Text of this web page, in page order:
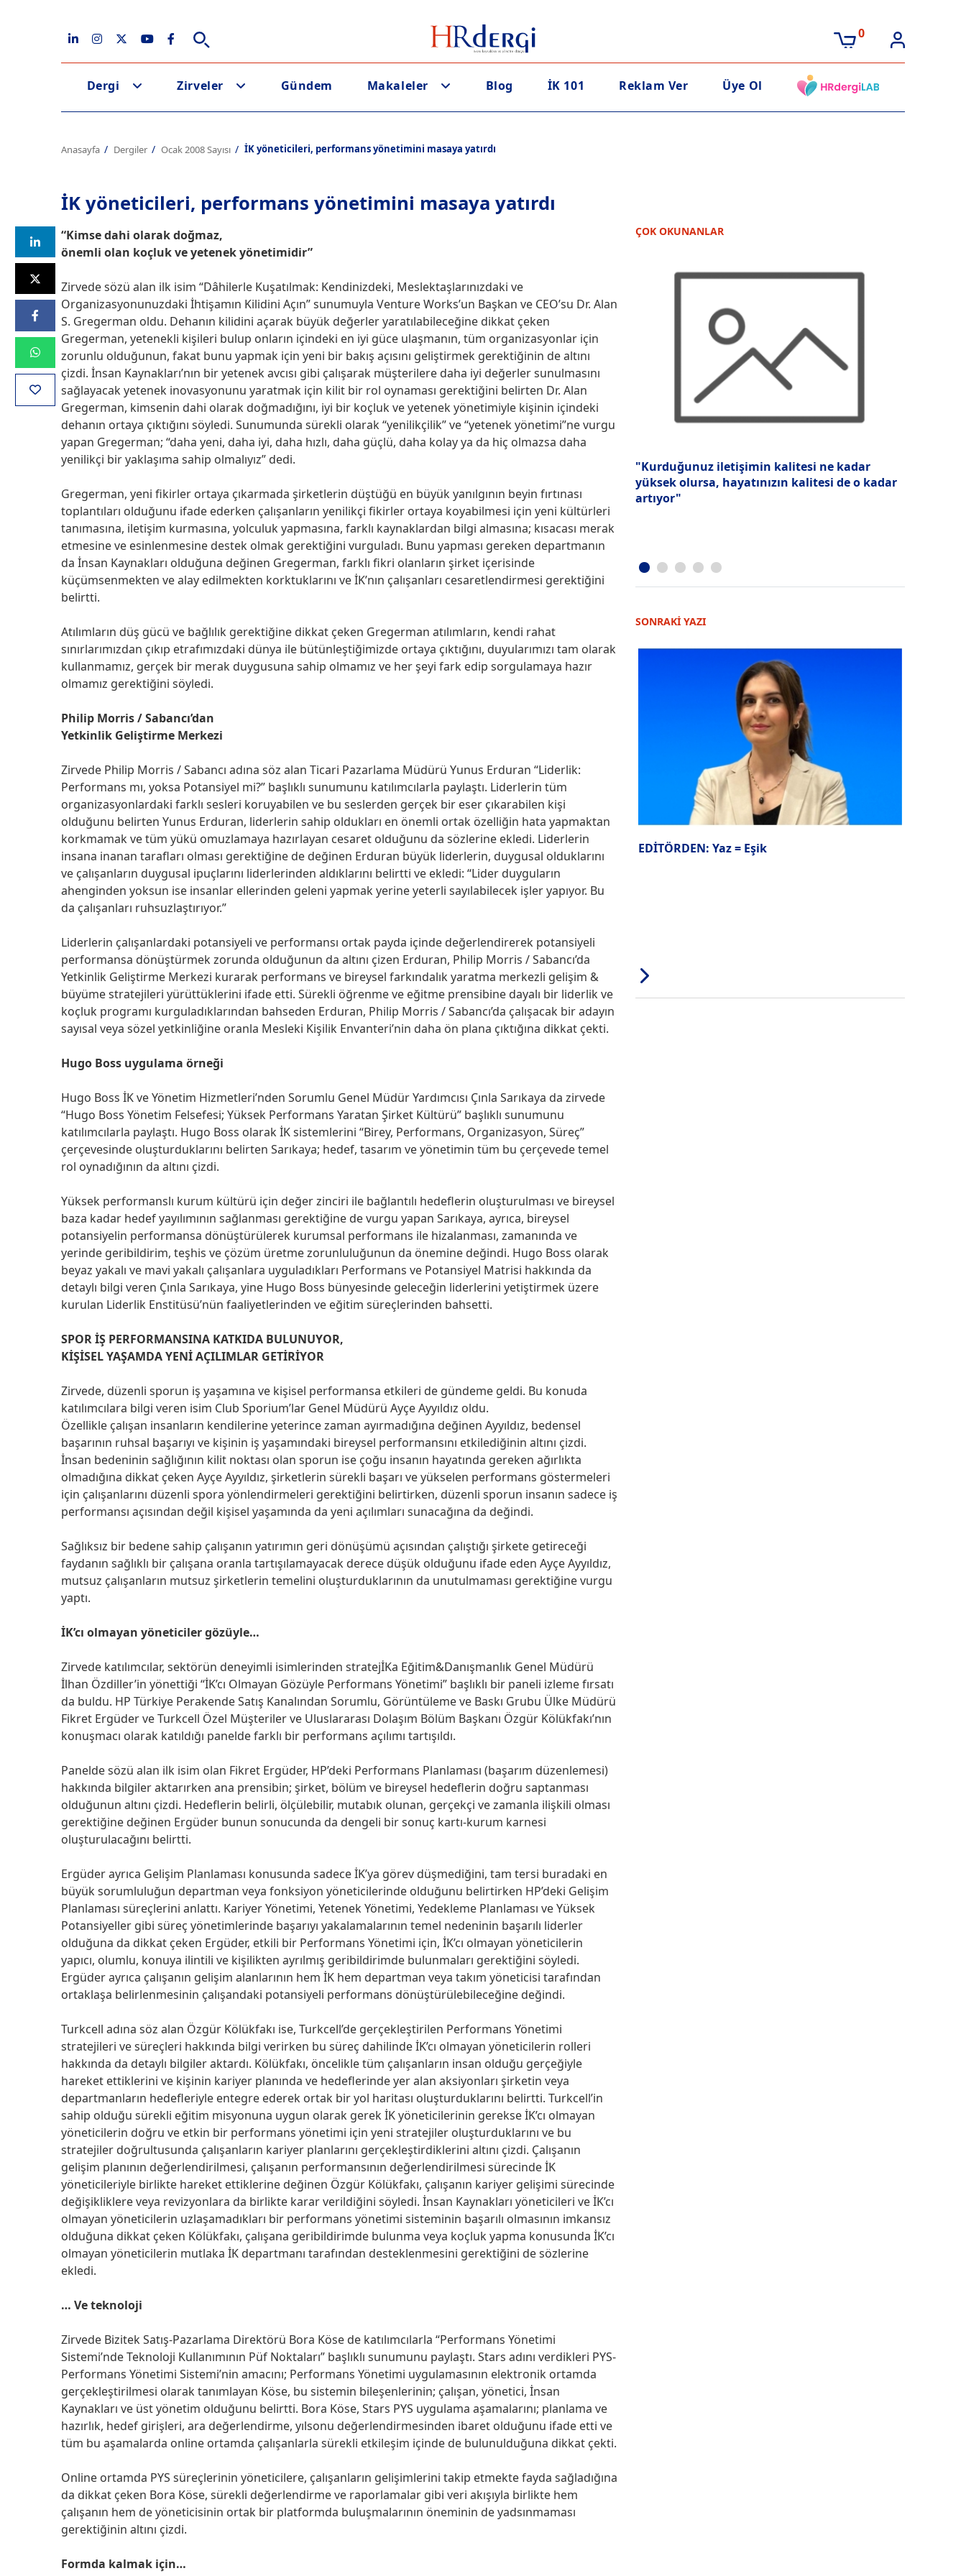
0
Dergi Zirveler Gündem Makaleler Blog İK 101 Reklam Ver Üye Ol
Anasayfa Dergiler Ocak 2008 Sayısı İK yöneticileri, performans yönetimini masaya yatırdı
İK yöneticileri, performans yönetimini masaya yatırdı
“Kimse dahi olarak doğmaz,
önemli olan koçluk ve yetenek yönetimidir”
Zirvede sözü alan ilk isim “Dâhilerle Kuşatılmak: Kendinizdeki, Meslektaşlarınızdaki ve
Organizasyonunuzdaki İhtişamın Kilidini Açın” sunumuyla Venture Works’un Başkan ve CEO’su Dr. Alan
S. Gregerman oldu. Dehanın kilidini açarak büyük değerler yaratılabileceğine dikkat çeken
Gregerman, yetenekli kişileri bulup onların içindeki en iyi güce ulaşmanın, tüm organizasyonlar için
zorunlu olduğunun, fakat bunu yapmak için yeni bir bakış açısını geliştirmek gerektiğinin de altını
çizdi. İnsan Kaynakları’nın bir yetenek avcısı gibi çalışarak müşterilere daha iyi değerler sunulmasını
sağlayacak yetenek inovasyonunu yaratmak için kilit bir rol oynaması gerektiğini belirten Dr. Alan
Gregerman, kimsenin dahi olarak doğmadığını, iyi bir koçluk ve yetenek yönetimiyle kişinin içindeki
dehanın ortaya çıktığını söyledi. Sunumunda sürekli olarak “yenilikçilik” ve “yetenek yönetimi”ne vurgu
yapan Gregerman; “daha yeni, daha iyi, daha hızlı, daha güçlü, daha kolay ya da hiç olmazsa daha
yenilikçi bir yaklaşıma sahip olmalıyız” dedi.
Gregerman, yeni fikirler ortaya çıkarmada şirketlerin düştüğü en büyük yanılgının beyin fırtınası
toplantıları olduğunu ifade ederken çalışanların yenilikçi fikirler ortaya koyabilmesi için yeni kültürleri
tanımasına, iletişim kurmasına, yolculuk yapmasına, farklı kaynaklardan bilgi almasına; kısacası merak
etmesine ve esinlenmesine destek olmak gerektiğini vurguladı. Bunu yapması gereken departmanın
da İnsan Kaynakları olduğuna değinen Gregerman, farklı fikri olanların şirket içerisinde
küçümsenmekten ve alay edilmekten korktuklarını ve İK’nın çalışanları cesaretlendirmesi gerektiğini
belirtti.
Atılımların düş gücü ve bağlılık gerektiğine dikkat çeken Gregerman atılımların, kendi rahat
sınırlarımızdan çıkıp etrafımızdaki dünya ile bütünleştiğimizde ortaya çıktığını, duyularımızı tam olarak
kullanmamız, gerçek bir merak duygusuna sahip olmamız ve her şeyi fark edip sorgulamaya hazır
olmamız gerektiğini söyledi.
Philip Morris / Sabancı’dan
Yetkinlik Geliştirme Merkezi
Zirvede Philip Morris / Sabancı adına söz alan Ticari Pazarlama Müdürü Yunus Erduran “Liderlik:
Performans mı, yoksa Potansiyel mi?” başlıklı sunumunu katılımcılarla paylaştı. Liderlerin tüm
organizasyonlardaki farklı sesleri koruyabilen ve bu seslerden gerçek bir eser çıkarabilen kişi
olduğunu belirten Yunus Erduran, liderlerin sahip oldukları en önemli ortak özelliğin hata yapmaktan
korkmamak ve tüm yükü omuzlamaya hazırlayan cesaret olduğunu da sözlerine ekledi. Liderlerin
insana inanan tarafları olması gerektiğine de değinen Erduran büyük liderlerin, duygusal olduklarını
ve çalışanların duygusal ipuçlarını liderlerinden aldıklarını belirtti ve ekledi: “Lider duyguların
ahenginden yoksun ise insanlar ellerinden geleni yapmak yerine yeterli sayılabilecek işler yapıyor. Bu
da çalışanları ruhsuzlaştırıyor.”
Liderlerin çalışanlardaki potansiyeli ve performansı ortak payda içinde değerlendirerek potansiyeli
performansa dönüştürmek zorunda olduğunun da altını çizen Erduran, Philip Morris / Sabancı’da
Yetkinlik Geliştirme Merkezi kurarak performans ve bireysel farkındalık yaratma merkezli gelişim &
büyüme stratejileri yürüttüklerini ifade etti. Sürekli öğrenme ve eğitme prensibine dayalı bir liderlik ve
koçluk programı kurguladıklarından bahseden Erduran, Philip Morris / Sabancı’da çalışacak bir adayın
sayısal veya sözel yetkinliğine oranla Mesleki Kişilik Envanteri’nin daha ön plana çıktığına dikkat çekti.
Hugo Boss uygulama örneği
Hugo Boss İK ve Yönetim Hizmetleri’nden Sorumlu Genel Müdür Yardımcısı Çınla Sarıkaya da zirvede
“Hugo Boss Yönetim Felsefesi; Yüksek Performans Yaratan Şirket Kültürü” başlıklı sunumunu
katılımcılarla paylaştı. Hugo Boss olarak İK sistemlerini “Birey, Performans, Organizasyon, Süreç”
çerçevesinde oluşturduklarını belirten Sarıkaya; hedef, tasarım ve yönetimin tüm bu çerçevede temel
rol oynadığının da altını çizdi.
Yüksek performanslı kurum kültürü için değer zinciri ile bağlantılı hedeflerin oluşturulması ve bireysel
baza kadar hedef yayılımının sağlanması gerektiğine de vurgu yapan Sarıkaya, ayrıca, bireysel
potansiyelin performansa dönüştürülerek kurumsal performans ile hizalanması, zamanında ve
yerinde geribildirim, teşhis ve çözüm üretme zorunluluğunun da önemine değindi. Hugo Boss olarak
beyaz yakalı ve mavi yakalı çalışanlara uyguladıkları Performans ve Potansiyel Matrisi hakkında da
detaylı bilgi veren Çınla Sarıkaya, yine Hugo Boss bünyesinde geleceğin liderlerini yetiştirmek üzere
kurulan Liderlik Enstitüsü’nün faaliyetlerinden ve eğitim süreçlerinden bahsetti.
SPOR İŞ PERFORMANSINA KATKIDA BULUNUYOR,
KİŞİSEL YAŞAMDA YENİ AÇILIMLAR GETİRİYOR
Zirvede, düzenli sporun iş yaşamına ve kişisel performansa etkileri de gündeme geldi. Bu konuda
katılımcılara bilgi veren isim Club Sporium’lar Genel Müdürü Ayçe Ayyıldız oldu.
Özellikle çalışan insanların kendilerine yeterince zaman ayırmadığına değinen Ayyıldız, bedensel
başarının ruhsal başarıyı ve kişinin iş yaşamındaki bireysel performansını etkilediğinin altını çizdi.
İnsan bedeninin sağlığının kilit noktası olan sporun ise çoğu insanın hayatında gereken ağırlıkta
olmadığına dikkat çeken Ayçe Ayyıldız, şirketlerin sürekli başarı ve yükselen performans göstermeleri
için çalışanlarını düzenli spora yönlendirmeleri gerektiğini belirtirken, düzenli sporun insanın sadece iş
performansı açısından değil kişisel yaşamında da yeni açılımları sunacağına da değindi.
Sağlıksız bir bedene sahip çalışanın yatırımın geri dönüşümü açısından çalıştığı şirkete getireceği
faydanın sağlıklı bir çalışana oranla tartışılamayacak derece düşük olduğunu ifade eden Ayçe Ayyıldız,
mutsuz çalışanların mutsuz şirketlerin temelini oluşturduklarının da unutulmaması gerektiğine vurgu
yaptı.
İK’cı olmayan yöneticiler gözüyle…
Zirvede katılımcılar, sektörün deneyimli isimlerinden stratejİKa Eğitim&Danışmanlık Genel Müdürü
İlhan Özdiller’in yönettiği “İK’cı Olmayan Gözüyle Performans Yönetimi” başlıklı bir paneli izleme fırsatı
da buldu. HP Türkiye Perakende Satış Kanalından Sorumlu, Görüntüleme ve Baskı Grubu Ülke Müdürü
Fikret Ergüder ve Turkcell Özel Müşteriler ve Uluslararası Dolaşım Bölüm Başkanı Özgür Kölükfakı’nın
konuşmacı olarak katıldığı panelde farklı bir performans açılımı tartışıldı.
Panelde sözü alan ilk isim olan Fikret Ergüder, HP’deki Performans Planlaması (başarım düzenlemesi)
hakkında bilgiler aktarırken ana prensibin; şirket, bölüm ve bireysel hedeflerin doğru saptanması
olduğunun altını çizdi. Hedeflerin belirli, ölçülebilir, mutabık olunan, gerçekçi ve zamanla ilişkili olması
gerektiğine değinen Ergüder bunun sonucunda da dengeli bir sonuç kartı-kurum karnesi
oluşturulacağını belirtti.
Ergüder ayrıca Gelişim Planlaması konusunda sadece İK’ya görev düşmediğini, tam tersi buradaki en
büyük sorumluluğun departman veya fonksiyon yöneticilerinde olduğunu belirtirken HP’deki Gelişim
Planlaması süreçlerini anlattı. Kariyer Yönetimi, Yetenek Yönetimi, Yedekleme Planlaması ve Yüksek
Potansiyeller gibi süreç yönetimlerinde başarıyı yakalamalarının temel nedeninin başarılı liderler
olduğuna da dikkat çeken Ergüder, etkili bir Performans Yönetimi için, İK’cı olmayan yöneticilerin
yapıcı, olumlu, konuya ilintili ve kişilikten ayrılmış geribildirimde bulunmaları gerektiğini söyledi.
Ergüder ayrıca çalışanın gelişim alanlarının hem İK hem departman veya takım yöneticisi tarafından
ortaklaşa belirlenmesinin çalışandaki potansiyeli performans dönüştürülebileceğine değindi.
Turkcell adına söz alan Özgür Kölükfakı ise, Turkcell’de gerçekleştirilen Performans Yönetimi
stratejileri ve süreçleri hakkında bilgi verirken bu süreç dahilinde İK’cı olmayan yöneticilerin rolleri
hakkında da detaylı bilgiler aktardı. Kölükfakı, öncelikle tüm çalışanların insan olduğu gerçeğiyle
hareket ettiklerini ve kişinin kariyer planında ve hedeflerinde yer alan aksiyonları şirketin veya
departmanların hedefleriyle entegre ederek ortak bir yol haritası oluşturduklarını belirtti. Turkcell’in
sahip olduğu sürekli eğitim misyonuna uygun olarak gerek İK yöneticilerinin gerekse İK’cı olmayan
yöneticilerin doğru ve etkin bir performans yönetimi için yeni stratejiler oluşturduklarını ve bu
stratejiler doğrultusunda çalışanların kariyer planlarını gerçekleştirdiklerini altını çizdi. Çalışanın
gelişim planının değerlendirilmesi, çalışanın performansının değerlendirilmesi sürecinde İK
yöneticileriyle birlikte hareket ettiklerine değinen Özgür Kölükfakı, çalışanın kariyer gelişimi sürecinde
değişikliklere veya revizyonlara da birlikte karar verildiğini söyledi. İnsan Kaynakları yöneticileri ve İK’cı
olmayan yöneticilerin uzlaşamadıkları bir performans yönetimi sisteminin başarılı olmasının imkansız
olduğuna dikkat çeken Kölükfakı, çalışana geribildirimde bulunma veya koçluk yapma konusunda İK’cı
olmayan yöneticilerin mutlaka İK departmanı tarafından desteklenmesini gerektiğini de sözlerine
ekledi.
… Ve teknoloji
Zirvede Bizitek Satış-Pazarlama Direktörü Bora Köse de katılımcılarla “Performans Yönetimi
Sistemi’nde Teknoloji Kullanımının Püf Noktaları” başlıklı sunumunu paylaştı. Stars adını verdikleri PYS-
Performans Yönetimi Sistemi’nin amacını; Performans Yönetimi uygulamasının elektronik ortamda
gerçekleştirilmesi olarak tanımlayan Köse, bu sistemin bileşenlerinin; çalışan, yönetici, İnsan
Kaynakları ve üst yönetim olduğunu belirtti. Bora Köse, Stars PYS uygulama aşamalarını; planlama ve
hazırlık, hedef girişleri, ara değerlendirme, yılsonu değerlendirmesinden ibaret olduğunu ifade etti ve
tüm bu aşamalarda online ortamda çalışanlarla sürekli etkileşim içinde de bulunulduğuna dikkat çekti.
Online ortamda PYS süreçlerinin yöneticilere, çalışanların gelişimlerini takip etmekte fayda sağladığına
da dikkat çeken Bora Köse, sürekli değerlendirme ve raporlamalar gibi veri akışıyla birlikte hem
çalışanın hem de yöneticisinin ortak bir platformda buluşmalarının öneminin de yadsınmaması
gerektiğinin altını çizdi.
Formda kalmak için…
ÇOK OKUNANLAR
"Kurduğunuz iletişimin kalitesi ne kadar
yüksek olursa, hayatınızın kalitesi de o kadar
artıyor"
SONRAKİ YAZI
EDİTÖRDEN: Yaz = Eşik